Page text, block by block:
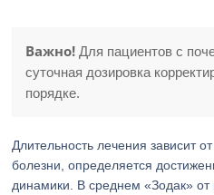
Важно! Для пациентов с
суточная дозировка
порядке.
Длительность лечения зависит
болезни, определяется
динамики. В среднем «Зодак»